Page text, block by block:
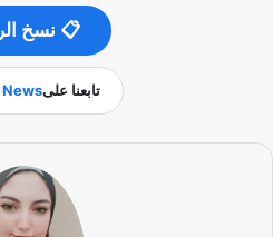
📋 نسخ
تابعنا على